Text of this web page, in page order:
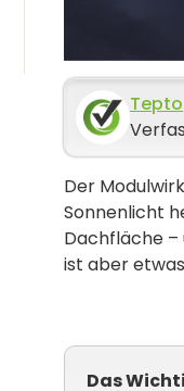
Tepto
Der
Sonnenlicht
Dachfläche –
ist aber
Das